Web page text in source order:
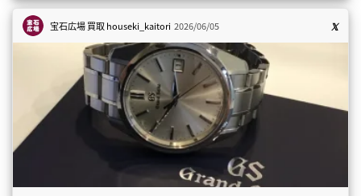
宝石広場 買取houseki_kaitori 2026/06/05